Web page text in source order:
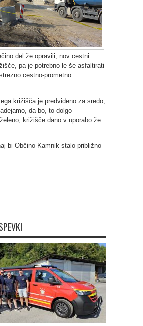
del že opravili, nov cestni
pa je potrebno le še asfaltirati
cestno-prometno
križišča je predvideno za sredo,
da bo, to dolgo
križišče dano v uporabo že
bi Občino Kamnik stalo približno